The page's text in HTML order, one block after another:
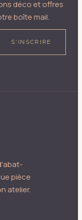
déco et offres
boîte mail.
S'INSCRIRE
pièce
atelier.